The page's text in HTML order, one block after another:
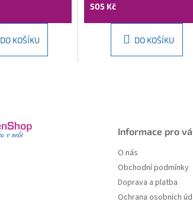
DO KOŠÍKU
505 Kč
DO KOŠÍKU
Informace pro
O nás
Obchodní podmínky
Doprava a platba
Ochrana osobních